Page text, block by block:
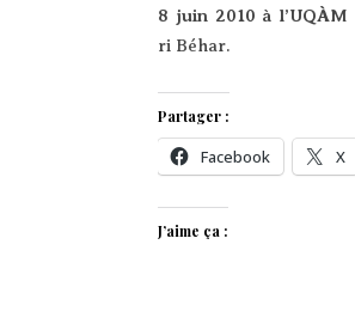
8 juin 2010 à l’U­QÀM
ri Béhar.
Partager :
Face­book X
J’aime ça :